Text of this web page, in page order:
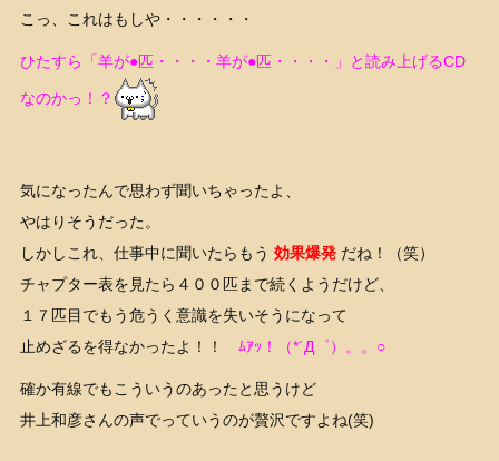
こっ、これはもしや・・・・・・
ひたすら「羊が●匹・・・・羊が●匹・・・・」と読み上げるCD
なのかっ！？
気になったんで思わず聞いちゃったよ、
やはりそうだった。
しかしこれ、仕事中に聞いたらもう 効果爆発 だね！（笑）
チャプター表を見たら４００匹まで続くようだけど、
１７匹目でもう危うく意識を失いそうになって
止めざるを得なかったよ！！ ﾑｱｯ！（*´Д゜）。。○
確か有線でもこういうのあったと思うけど
井上和彦さんの声でっていうのが贅沢ですよね(笑)